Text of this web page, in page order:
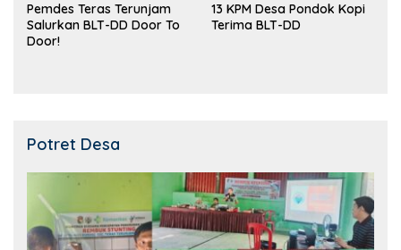
Pemdes Teras Terunjam
Salurkan BLT-DD Door To
Door!
13 KPM Desa Pondok Kopi
Terima BLT-DD
Potret Desa